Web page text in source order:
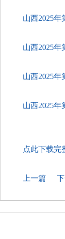
山西2025年
山西2025年
山西2025年
山西2025年
点此下载完
上一篇